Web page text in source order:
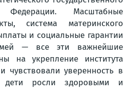
Федерации. Масштабные
система материнского
и социальные гарантии
— все эти важнейшие
на укрепление института
чувствовали уверенность в
росли здоровыми и